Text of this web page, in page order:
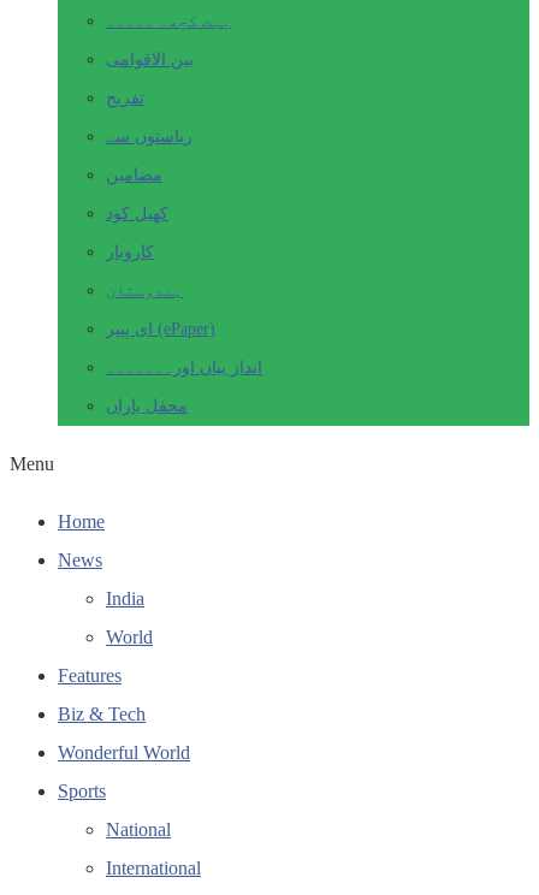
بہت کچھ۔ ۔۔۔۔۔
بین الاقوامی
تفریح
ریاستوں سے
مضامین
کھیل کود
کاروبار
ہندوستان
ای پیپر (ePaper)
انداز بیاں اور۔۔۔۔۔۔۔
محفل یاراں
Menu
Home
News
India
World
Features
Biz & Tech
Wonderful World
Sports
National
International